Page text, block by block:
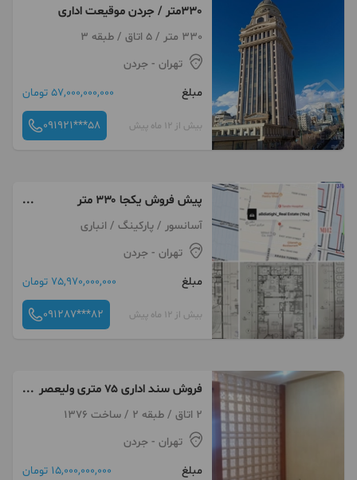
330متر / جردن موقیعت اداری
330 متر / 5 اتاق / طبقه 3
تهران - جردن
مبلغ
57,000,000,000 تومان
بیش از 12 ماه پیش 091921***58
پیش فروش یکجا ۳۳۰ متر
مستغلات ۵ طبقه جردن بهترین
لوکیشن
آسانسور / پارکینگ / انباری
تهران - جردن
مبلغ
75,970,000,000 تومان
بیش از 12 ماه پیش 091287***82
فروش سند اداری ۷۵ متری ولیعصر
جام جم
2 اتاق / طبقه 2 / ساخت 1376
تهران - جردن
مبلغ
15,000,000,000 تومان